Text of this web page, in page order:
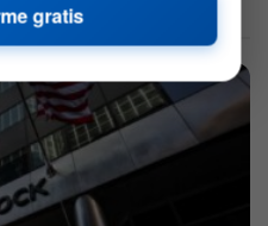
gratis